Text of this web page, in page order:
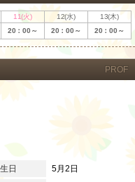
11(火) 12(水)
13(木)
20：00～ 20：00～ 20：00～
PROF
日
5月2日